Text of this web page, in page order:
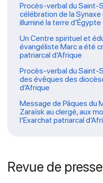
Procès-verbal du Saint-
célébration de la
illuminé la terre d’Égypte
Un Centre spirituel et
évangéliste Marc a été
patriarcal d’Afrique
Procès-verbal du Saint-
des évêques des
d’Afrique
Message de Pâques du
Zaraïsk au clergé, aux
l’Exarchat patriarcal
Revue de presse